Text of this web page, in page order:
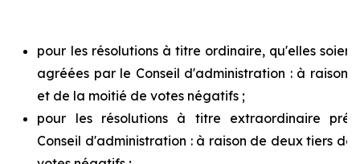
pour les résolutions à titre ordinaire, qu'elles
agréées par le Conseil d'administration : à raison
et de la moitié de votes négatifs ;
pour les résolutions à titre extraordinaire
Conseil d'administration : à raison de deux tiers